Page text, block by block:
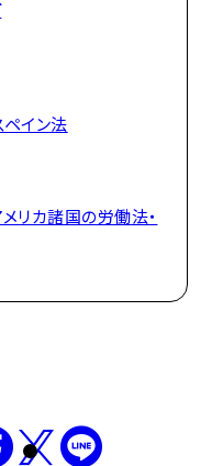
ペイン法
リカ諸国の労働法・